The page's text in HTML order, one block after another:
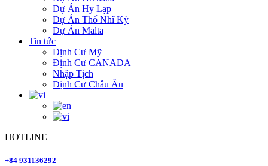
Dự Án Hy Lạp
Dự Án Thổ Nhĩ Kỳ
Dự Án Malta
Tin tức
Định Cư Mỹ
Định Cư CANADA
Nhập Tịch
Định Cư Châu Âu
HOTLINE
+84 931136292